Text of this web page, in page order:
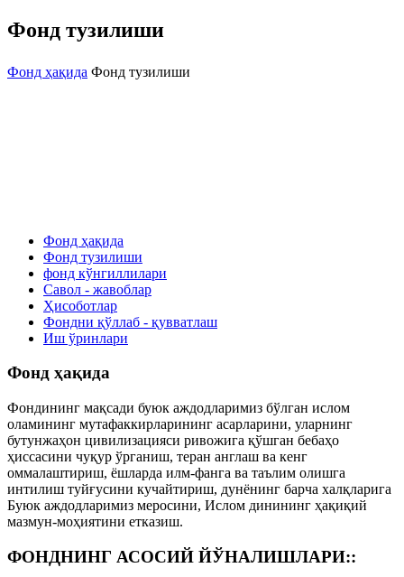
Фонд тузилиши
Фонд ҳақида Фонд тузилиши
Фонд ҳақида
Фонд тузилиши
фонд кўнгиллилари
Савол - жавоблар
Ҳисоботлар
Фондни қўллаб - қувватлаш
Иш ўринлари
Фонд ҳақида
Фондининг мақсади буюк аждодларимиз бўлган ислом
оламининг мутафаккирларининг асарларини, уларнинг
бутунжаҳон цивилизацияси ривожига қўшган бебаҳо
ҳиссасини чуқур ўрганиш, теран англаш ва кенг
оммалаштириш, ёшларда илм-фанга ва таълим олишга
интилиш туйғусини кучайтириш, дунёнинг барча халқларига
Буюк аждодларимиз меросини, Ислом динининг ҳақиқий
мазмун-моҳиятини етказиш.
ФОНДНИНГ АСОСИЙ ЙЎНАЛИШЛАРИ::